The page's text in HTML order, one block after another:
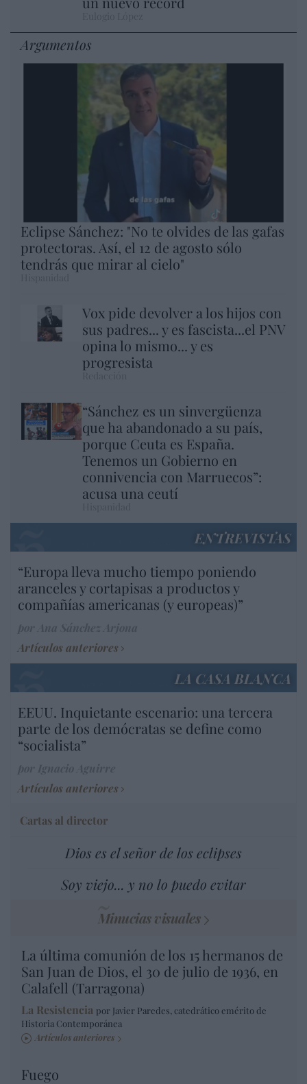
Argumentos
Eclipse Sánchez: "No te olvides de las gafas
protectoras. Así, el 12 de agosto sólo
tendrás que mirar al cielo"
Vox pide devolver a los hijos con
sus padres... y es fascista...el PNV
opina lo mismo... y es
progresista
“Sánchez es un sinvergüenza
que ha abandonado a su país,
porque Ceuta es España.
Tenemos un Gobierno en
connivencia con Marruecos”:
acusa una ceutí
ENTREVISTAS
“Europa lleva mucho tiempo poniendo
aranceles y cortapisas a productos y
compañías americanas (y europeas)”
Artículos anteriores
LA CASA BLANCA
EEUU. Inquietante escenario: una tercera
parte de los demócratas se define como
“socialista”
Artículos anteriores
Cartas al director
Dios es el señor de los eclipses
Soy viejo... y no lo puedo evitar
Minucias visuales
La última comunión de los 15 hermanos de
San Juan de Dios, el 30 de julio de 1936, en
Calafell (Tarragona)
La Resistencia por Javier Paredes, catedrático emérito de
Historia Contemporánea
Artículos anteriores
Fuego